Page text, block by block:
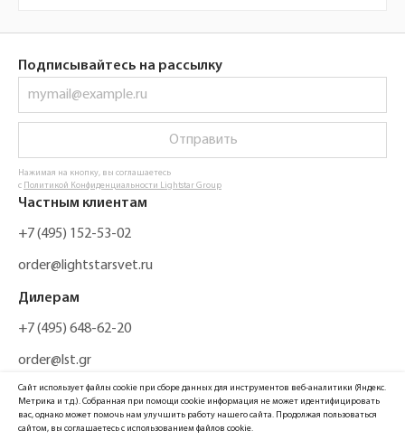
Подписывайтесь на рассылку
Отправить
Нажимая на кнопку, вы соглашаетесь
с Политикой Конфиденциальности Lightstar Group
Частным клиентам
+7 (495) 152-53-02
order@lightstarsvet.ru
Дилерам
+7 (495) 648-62-20
order@lst.gr
Сайт использует файлы cookie при сборе данных для инструментов веб-аналитики (Яндекс.
Метрика и т.д.). Собранная при помощи cookie информация не может идентифицировать
вас, однако может помочь нам улучшить работу нашего сайта. Продолжая пользоваться
сайтом, вы соглашаетесь с использованием файлов cookie.